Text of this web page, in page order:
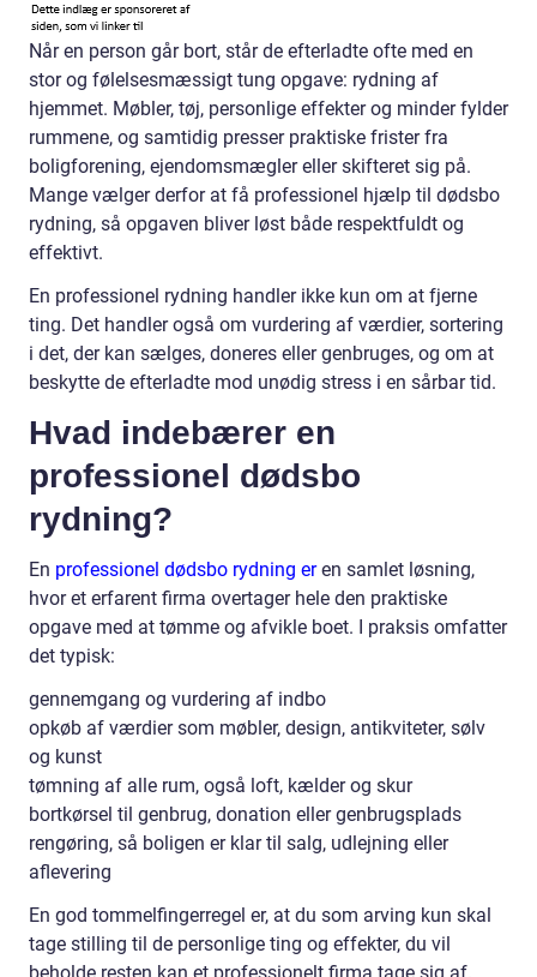
Når en person går bort, står de efterladte ofte med en
stor og følelsesmæssigt tung opgave: rydning af
hjemmet. Møbler, tøj, personlige effekter og minder fylder
rummene, og samtidig presser praktiske frister fra
boligforening, ejendomsmægler eller skifteret sig på.
Mange vælger derfor at få professionel hjælp til dødsbo
rydning, så opgaven bliver løst både respektfuldt og
effektivt.
En professionel rydning handler ikke kun om at fjerne
ting. Det handler også om vurdering af værdier, sortering
i det, der kan sælges, doneres eller genbruges, og om at
beskytte de efterladte mod unødig stress i en sårbar tid.
Hvad indebærer en
professionel dødsbo
rydning?
En professionel dødsbo rydning eren samlet løsning,
hvor et erfarent firma overtager hele den praktiske
opgave med at tømme og afvikle boet. I praksis omfatter
det typisk:
gennemgang og vurdering af indbo
opkøb af værdier som møbler, design, antikviteter, sølv
og kunst
tømning af alle rum, også loft, kælder og skur
bortkørsel til genbrug, donation eller genbrugsplads
rengøring, så boligen er klar til salg, udlejning eller
aflevering
En god tommelfingerregel er, at du som arving kun skal
tage stilling til de personlige ting og effekter, du vil